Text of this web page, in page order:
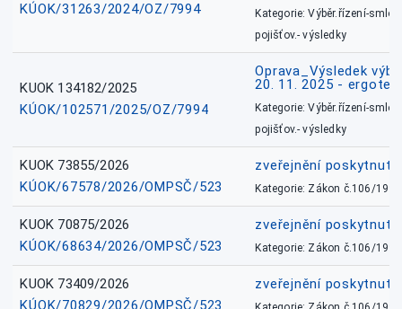
KÚOK/31263/2024/OZ/7994
Kategorie: Výběr.řízení-
pojišťov.- výsledky
KUOK 134182/2025
KÚOK/102571/2025/OZ/7994
Oprava_Výsledek
20. 11. 2025 -
Kategorie: Výběr.řízení-
pojišťov.- výsledky
KUOK 73855/2026
KÚOK/67578/2026/OMPSČ/523
zveřejnění
Kategorie: Zákon č.106/1999
KUOK 70875/2026
KÚOK/68634/2026/OMPSČ/523
zveřejnění
Kategorie: Zákon č.106/1999
KUOK 73409/2026
KÚOK/70829/2026/OMPSČ/523
zveřejnění